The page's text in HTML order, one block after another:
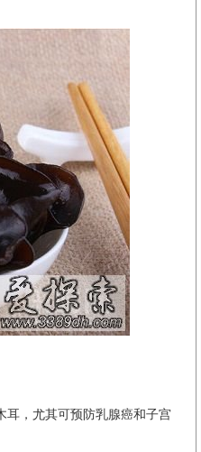
耳，尤其可预防乳腺癌和子宫